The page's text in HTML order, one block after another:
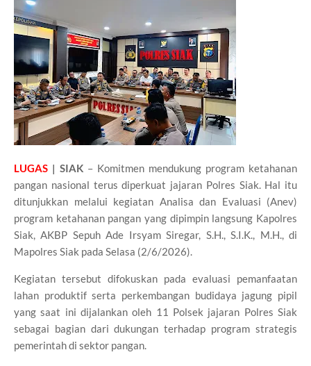
LUGAS | SIAK – Komitmen mendukung program ketahanan
pangan nasional terus diperkuat jajaran Polres Siak. Hal itu
ditunjukkan melalui kegiatan Analisa dan Evaluasi (Anev)
program ketahanan pangan yang dipimpin langsung Kapolres
Siak, AKBP Sepuh Ade Irsyam Siregar, S.H., S.I.K., M.H., di
Mapolres Siak pada Selasa (2/6/2026).
Kegiatan tersebut difokuskan pada evaluasi pemanfaatan
lahan produktif serta perkembangan budidaya jagung pipil
yang saat ini dijalankan oleh 11 Polsek jajaran Polres Siak
sebagai bagian dari dukungan terhadap program strategis
pemerintah di sektor pangan.